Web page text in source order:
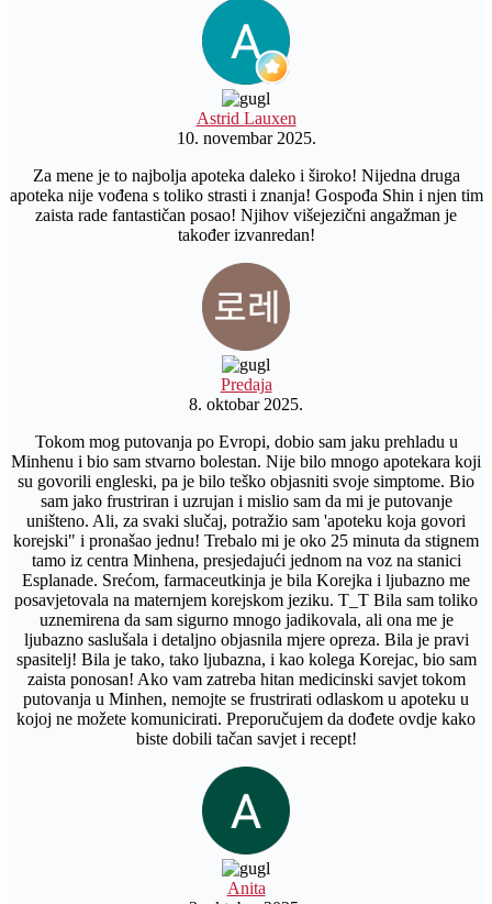
Astrid Lauxen
10. novembar 2025.
Za mene je to najbolja apoteka daleko i široko! Nijedna druga
apoteka nije vođena s toliko strasti i znanja! Gospođa Shin i njen tim
zaista rade fantastičan posao! Njihov višejezični angažman je
također izvanredan!
Predaja
8. oktobar 2025.
Tokom mog putovanja po Evropi, dobio sam jaku prehladu u
Minhenu i bio sam stvarno bolestan. Nije bilo mnogo apotekara koji
su govorili engleski, pa je bilo teško objasniti svoje simptome. Bio
sam jako frustriran i uzrujan i mislio sam da mi je putovanje
uništeno. Ali, za svaki slučaj, potražio sam 'apoteku koja govori
korejski" i pronašao jednu! Trebalo mi je oko 25 minuta da stignem
tamo iz centra Minhena, presjedajući jednom na voz na stanici
Esplanade. Srećom, farmaceutkinja je bila Korejka i ljubazno me
posavjetovala na maternjem korejskom jeziku. T_T Bila sam toliko
uznemirena da sam sigurno mnogo jadikovala, ali ona me je
ljubazno saslušala i detaljno objasnila mjere opreza. Bila je pravi
spasitelj! Bila je tako, tako ljubazna, i kao kolega Korejac, bio sam
zaista ponosan! Ako vam zatreba hitan medicinski savjet tokom
putovanja u Minhen, nemojte se frustrirati odlaskom u apoteku u
kojoj ne možete komunicirati. Preporučujem da dođete ovdje kako
biste dobili tačan savjet i recept!
Anita